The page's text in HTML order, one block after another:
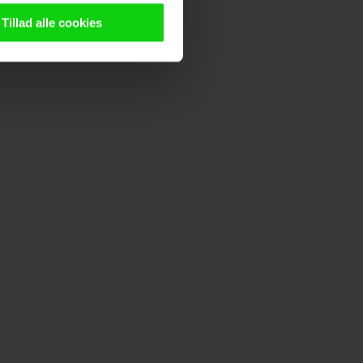
tilgår oplysninger på din
lave
valg anvendes på
Tillad alle cookies